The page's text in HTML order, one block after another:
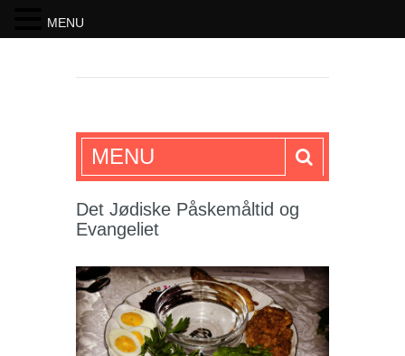
SKRIFTEN
MENU
Det Jødiske Påskemåltid og
Evangeliet
MENU